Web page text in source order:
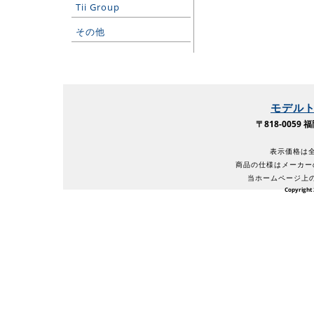
Tii Group
その他
モデル
〒818-0059
表示価格は
商品の仕様はメーカ
当ホームページ上
Copyright